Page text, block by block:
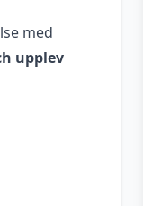
med
upplev